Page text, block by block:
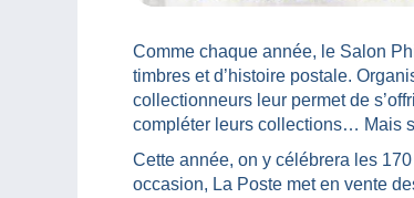
Comme chaque année, le Salon
timbres et d’histoire postale.
collectionneurs leur permet de
compléter leurs collections… Mais
Cette année, on y célébrera les
occasion, La Poste met en vente